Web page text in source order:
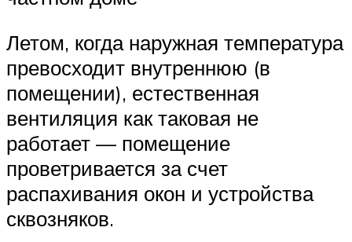
Летом, когда наружная температура
превосходит внутреннюю (в
помещении), естественная
вентиляция как таковая не
работает — помещение
проветривается за счет
распахивания окон и устройства
сквозняков.